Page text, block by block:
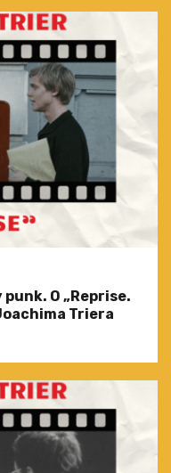
O „Reprise.
Triera